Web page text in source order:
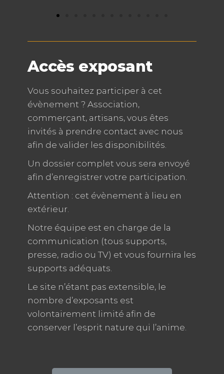
Accès exposant
Vous souhaitez participer à cet
évènement ? Association,
commerçant, artisans, vous êtes
invités à prendre contact avec nous
afin de valider les disponibilités.
Un dossier complet vous sera envoyé
afin d’enregistrer votre participation.
Attention : cet évènement à lieu en
extérieur.
Notre équipe est en charge de la
communication (tous supports,
presse, radio ou TV) et vous fournira les
supports adéquats.
Le site n’étant pas extensible, le
nombre d’exposants est
volontairement limité afin de
conserver l’esprit nature qui l’anime.